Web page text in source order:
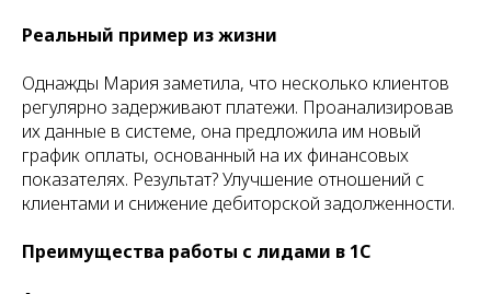
Реальный пример из жизни
Однажды Мария заметила, что несколько клиентов
регулярно задерживают платежи. Проанализировав
их данные в системе, она предложила им новый
график оплаты, основанный на их финансовых
показателях. Результат? Улучшение отношений с
клиентами и снижение дебиторской задолженности.
Преимущества работы с лидами в 1С